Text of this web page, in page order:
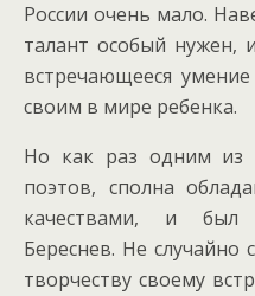
России очень мало.
талант особый нужен,
встречающееся
своим в мире ребенка.
Но как раз одним из
поэтов, сполна
качествами, и был
Береснев. Не
творчеству своему